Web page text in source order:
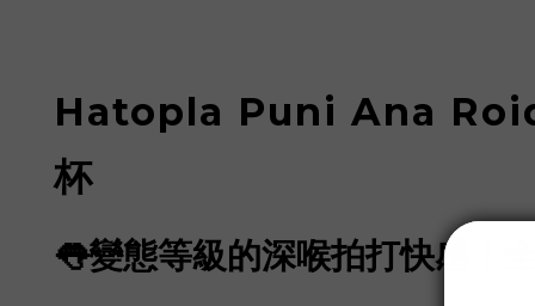
Hatopla Puni Ana Roid
杯
👅變態等級的深喉拍打快感！